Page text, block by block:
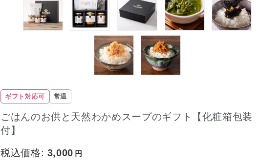
ギフト対応可 常温
ごはんのお供と天然わかめスープのギフト【化粧箱包装
付】
税込価格: 3,000